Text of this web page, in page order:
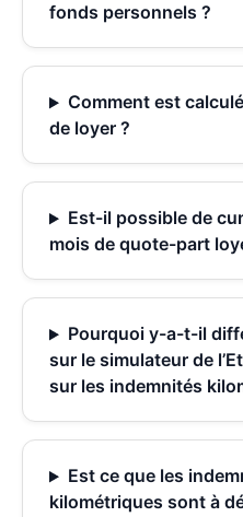
fonds personnels ?
Comment est
de loyer ?
Est-il possible de
mois de quote-part
Pourquoi y-a-t-il
sur le simulateur de
sur les indemnités
Est ce que les
kilométriques sont à